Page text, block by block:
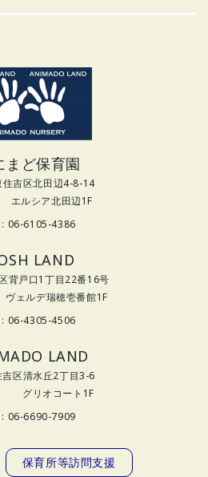
まど保育園
住吉区北田辺4-8-14
ア北田辺1F
: 06-6105-4386
LAND
背戸口1丁目22番16号
瑞穂壱番館1F
: 06-4305-4506
LAND
吉区清水丘2丁目3-6
オコート1F
: 06-6690-7909
保育所等訪問支援